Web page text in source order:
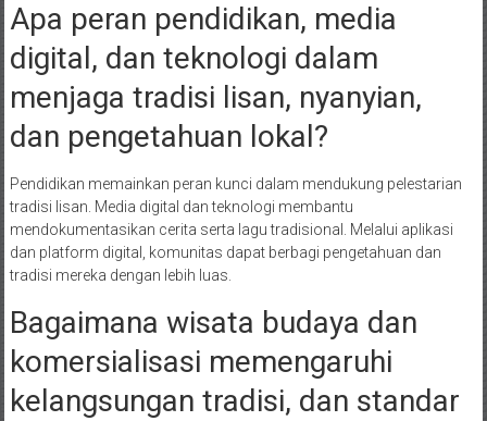
Apa peran pendidikan, media
digital, dan teknologi dalam
menjaga tradisi lisan, nyanyian,
dan pengetahuan lokal?
Pendidikan memainkan peran kunci dalam mendukung pelestarian
tradisi lisan. Media digital dan teknologi membantu
mendokumentasikan cerita serta lagu tradisional. Melalui aplikasi
dan platform digital, komunitas dapat berbagi pengetahuan dan
tradisi mereka dengan lebih luas.
Bagaimana wisata budaya dan
komersialisasi memengaruhi
kelangsungan tradisi, dan standar